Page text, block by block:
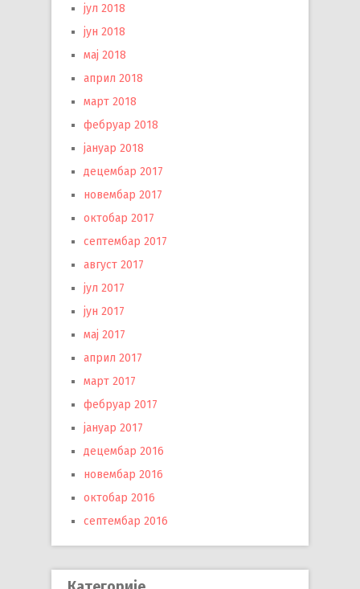
јул 2018
јун 2018
мај 2018
април 2018
март 2018
фебруар 2018
јануар 2018
децембар 2017
новембар 2017
октобар 2017
септембар 2017
август 2017
јул 2017
јун 2017
мај 2017
април 2017
март 2017
фебруар 2017
јануар 2017
децембар 2016
новембар 2016
октобар 2016
септембар 2016